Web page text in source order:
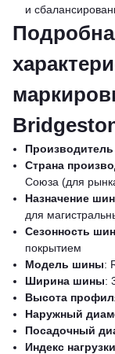
и
Страна
Союза (для
Назначение
для
Сезонность
покрытием
Модель шины:
Ширина шины:
Высота
Наружный
Посадочный
Индекс